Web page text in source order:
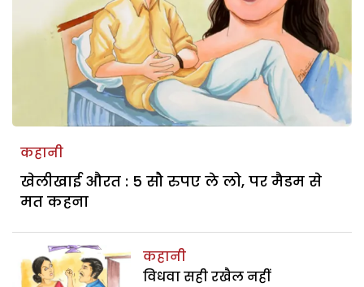
कहानी
खेलीखाई औरत : 5 सौ रुपए ले लो, पर मैडम से
मत कहना
कहानी
विधवा सही रखैल नहीं